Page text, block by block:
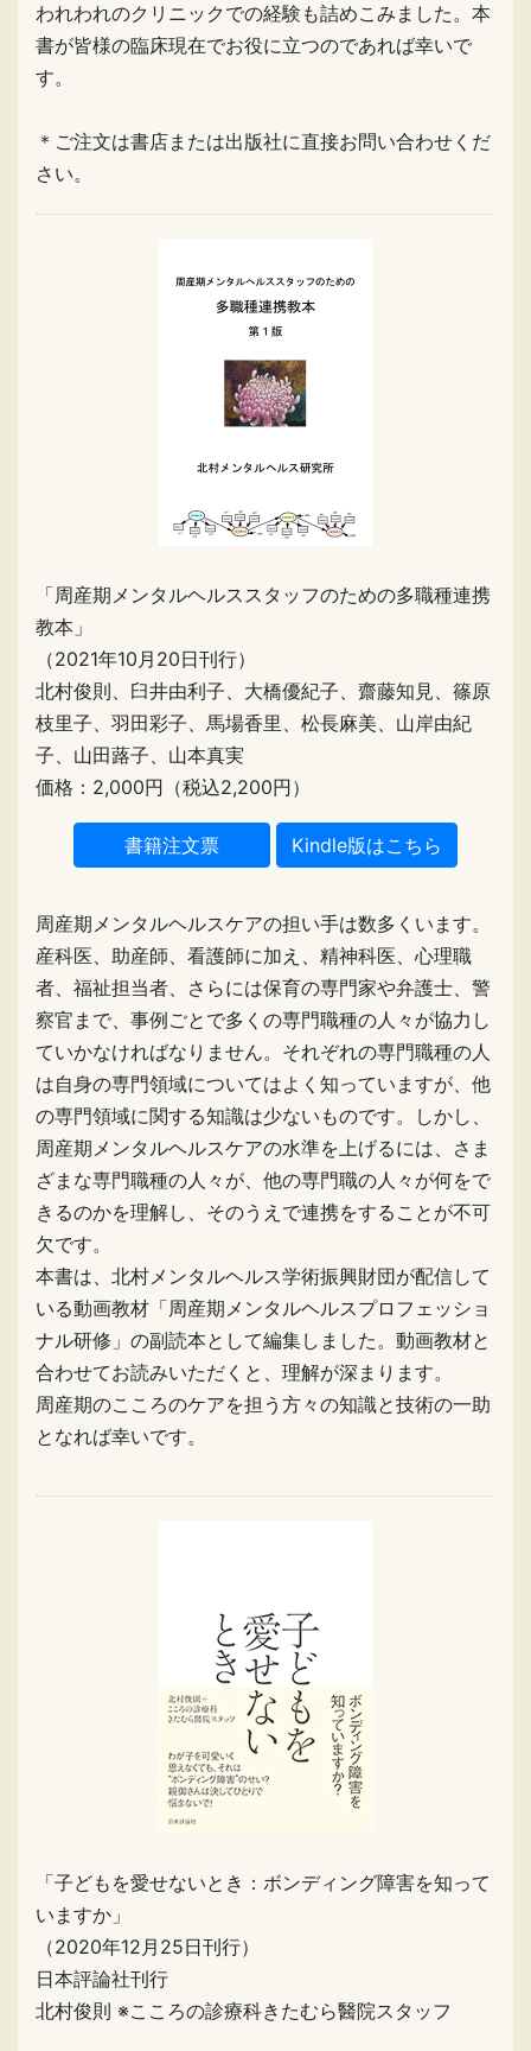
われわれのクリニックでの経験も詰めこみました。本
書が皆様の臨床現在でお役に立つのであれば幸いで
す。
＊ご注文は書店または出版社に直接お問い合わせくだ
さい。
「周産期メンタルヘルススタッフのための多職種連携
教本」
（2021年10月20日刊行）
北村俊則、臼井由利子、大橋優紀子、齋藤知見、篠原
枝里子、羽田彩子、馬場香里、松長麻美、山岸由紀
子、山田蕗子、山本真実
価格：2,000円（税込2,200円）
Kindle版はこちら
周産期メンタルヘルスケアの担い手は数多くいます。
産科医、助産師、看護師に加え、精神科医、心理職
者、福祉担当者、さらには保育の専門家や弁護士、警
察官まで、事例ごとで多くの専門職種の人々が協力し
ていかなければなりません。それぞれの専門職種の人
は自身の専門領域についてはよく知っていますが、他
の専門領域に関する知識は少ないものです。しかし、
周産期メンタルヘルスケアの水準を上げるには、さま
ざまな専門職種の人々が、他の専門職の人々が何をで
きるのかを理解し、そのうえで連携をすることが不可
欠です。
本書は、北村メンタルヘルス学術振興財団が配信して
いる動画教材「周産期メンタルヘルスプロフェッショ
ナル研修」の副読本として編集しました。動画教材と
合わせてお読みいただくと、理解が深まります。
周産期のこころのケアを担う方々の知識と技術の一助
となれば幸いです。
「子どもを愛せないとき：ボンディング障害を知って
いますか」
（2020年12月25日刊行）
日本評論社刊行
北村俊則 ※こころの診療科きたむら醫院スタッフ